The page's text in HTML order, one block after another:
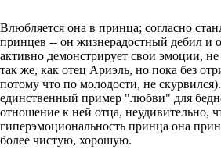
Влюбляется она в принца; согласно
принцев -- он жизнерадостный дебил и
активно демонстрирует свои эмоции, не
так же, как отец Ариэль, но пока без
потому что по молодости, не
единственный пример "любви" для
отношение к ней отца, неудивительно,
гиперэмоциональность принца она
более чистую, хорошую.